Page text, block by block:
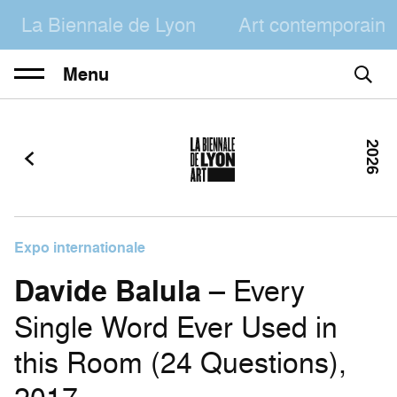
La Biennale de Lyon Art contemporain
Menu
Expo internationale
Davide Balula – Every
Single Word Ever Used in
this Room (24 Questions),
2026